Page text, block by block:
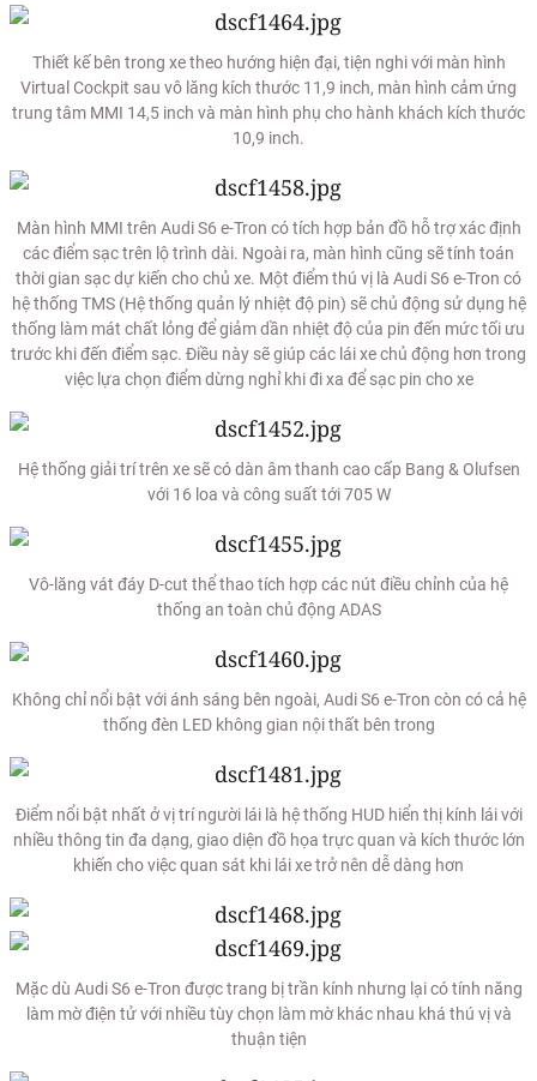
Thiết kế bên trong xe theo hướng hiện đại, tiện nghi với màn hình
Virtual Cockpit sau vô lăng kích thước 11,9 inch, màn hình cảm ứng
trung tâm MMI 14,5 inch và màn hình phụ cho hành khách kích thước
10,9 inch.
Màn hình MMI trên Audi S6 e-Tron có tích hợp bản đồ hỗ trợ xác định
các điểm sạc trên lộ trình dài. Ngoài ra, màn hình cũng sẽ tính toán
thời gian sạc dự kiến cho chủ xe. Một điểm thú vị là Audi S6 e-Tron có
hệ thống TMS (Hệ thống quản lý nhiệt độ pin) sẽ chủ động sử dụng hệ
thống làm mát chất lỏng để giảm dần nhiệt độ của pin đến mức tối ưu
trước khi đến điểm sạc. Điều này sẽ giúp các lái xe chủ động hơn trong
việc lựa chọn điểm dừng nghỉ khi đi xa để sạc pin cho xe
Hệ thống giải trí trên xe sẽ có dàn âm thanh cao cấp Bang & Olufsen
với 16 loa và công suất tới 705 W
Vô-lăng vát đáy D-cut thể thao tích hợp các nút điều chỉnh của hệ
thống an toàn chủ động ADAS
Không chỉ nổi bật với ánh sáng bên ngoài, Audi S6 e-Tron còn có cả hệ
thống đèn LED không gian nội thất bên trong
Điểm nổi bật nhất ở vị trí người lái là hệ thống HUD hiển thị kính lái với
nhiều thông tin đa dạng, giao diện đồ họa trực quan và kích thước lớn
khiến cho việc quan sát khi lái xe trở nên dễ dàng hơn
Mặc dù Audi S6 e-Tron được trang bị trần kính nhưng lại có tính năng
làm mờ điện tử với nhiều tùy chọn làm mờ khác nhau khá thú vị và
thuận tiện